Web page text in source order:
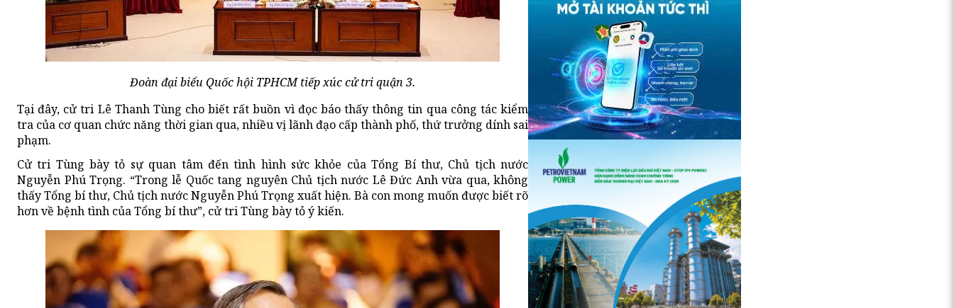
Đoàn đại biểu Quốc hội TPHCM tiếp xúc cử tri quận 3.
Tại đây, cử tri Lê Thanh Tùng cho biết rất buồn vì đọc báo thấy thông tin qua công tác kiểm
tra của cơ quan chức năng thời gian qua, nhiều vị lãnh đạo cấp thành phố, thứ trưởng dính sai
phạm.
Cử tri Tùng bày tỏ sự quan tâm đến tình hình sức khỏe của Tổng Bí thư, Chủ tịch nước
Nguyễn Phú Trọng. “Trong lễ Quốc tang nguyên Chủ tịch nước Lê Đức Anh vừa qua, không
thấy Tổng bí thư, Chủ tịch nước Nguyễn Phú Trọng xuất hiện. Bà con mong muốn được biết rõ
hơn về bệnh tình của Tổng bí thư”, cử tri Tùng bày tỏ ý kiến.